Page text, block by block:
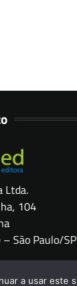
Ltda.
104
São Paulo/SP
a usar este